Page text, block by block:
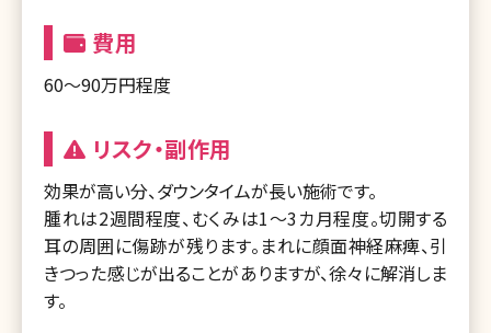
費用
60～90万円程度
リスク・副作用
効果が高い分、ダウンタイムが長い施術です。
腫れは2週間程度、むくみは1～3カ月程度。切開する
耳の周囲に傷跡が残ります。まれに顔面神経麻痺、引
きつった感じが出ることがありますが、徐々に解消しま
す。